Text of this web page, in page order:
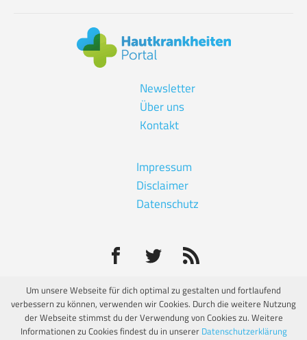
Newsletter
Über uns
Kontakt
Impressum
Disclaimer
Datenschutz
© Eine unabhängige Informationsseite von:
Hautkrankheiten Portal
Um unsere Webseite für dich optimal zu gestalten und fortlaufend
verbessern zu können, verwenden wir Cookies. Durch die weitere Nutzung
der Webseite stimmst du der Verwendung von Cookies zu. Weitere
Informationen zu Cookies findest du in unserer Datenschutzerklärung